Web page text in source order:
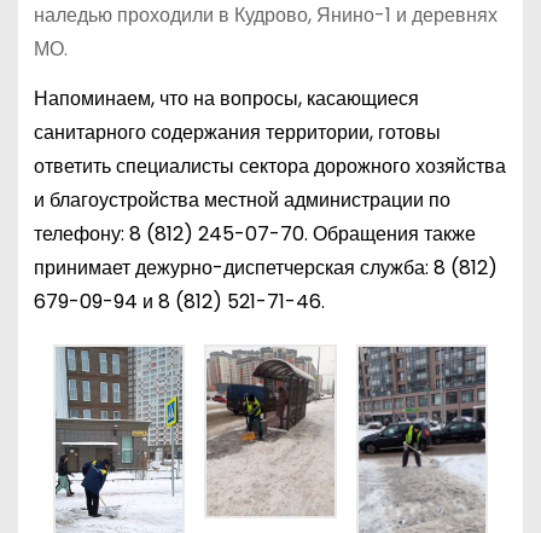
наледью проходили в Кудрово, Янино-1 и деревнях
МО.
Напоминаем, что на вопросы, касающиеся
санитарного содержания территории, готовы
ответить специалисты сектора дорожного хозяйства
и благоустройства местной администрации по
телефону: 8 (812) 245-07-70. Обращения также
принимает дежурно-диспетчерская служба: 8 (812)
679-09-94 и 8 (812) 521-71-46.